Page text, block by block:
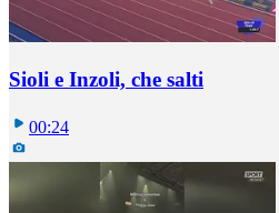
Sioli e Inzoli, che salti
00:24